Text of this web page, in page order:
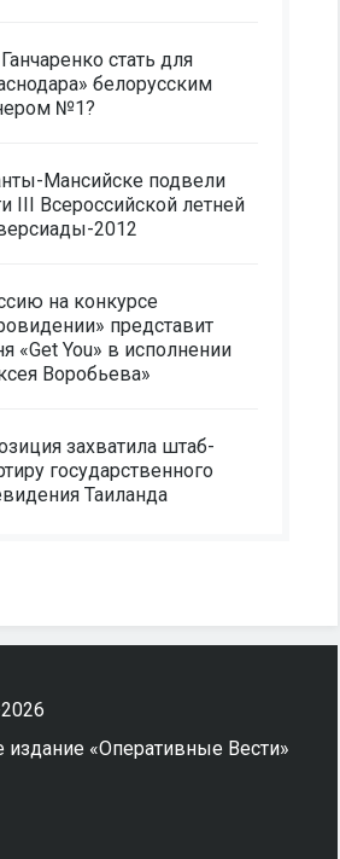
стать для
белорусским
№1?
Мансийске подвели
III Всероссийской летней
2012
на конкурсе
представит
«Get You» в исполнении
Воробьева»
захватила штаб-
государственного
Таиланда
издание «Оперативные Вести»